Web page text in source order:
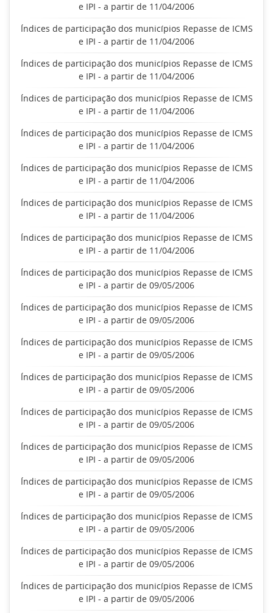
e IPI - a partir de 11/04/2006
Índices de participação dos municípios Repasse de ICMS
e IPI - a partir de 11/04/2006
Índices de participação dos municípios Repasse de ICMS
e IPI - a partir de 11/04/2006
Índices de participação dos municípios Repasse de ICMS
e IPI - a partir de 11/04/2006
Índices de participação dos municípios Repasse de ICMS
e IPI - a partir de 11/04/2006
Índices de participação dos municípios Repasse de ICMS
e IPI - a partir de 11/04/2006
Índices de participação dos municípios Repasse de ICMS
e IPI - a partir de 11/04/2006
Índices de participação dos municípios Repasse de ICMS
e IPI - a partir de 11/04/2006
Índices de participação dos municípios Repasse de ICMS
e IPI - a partir de 09/05/2006
Índices de participação dos municípios Repasse de ICMS
e IPI - a partir de 09/05/2006
Índices de participação dos municípios Repasse de ICMS
e IPI - a partir de 09/05/2006
Índices de participação dos municípios Repasse de ICMS
e IPI - a partir de 09/05/2006
Índices de participação dos municípios Repasse de ICMS
e IPI - a partir de 09/05/2006
Índices de participação dos municípios Repasse de ICMS
e IPI - a partir de 09/05/2006
Índices de participação dos municípios Repasse de ICMS
e IPI - a partir de 09/05/2006
Índices de participação dos municípios Repasse de ICMS
e IPI - a partir de 09/05/2006
Índices de participação dos municípios Repasse de ICMS
e IPI - a partir de 09/05/2006
Índices de participação dos municípios Repasse de ICMS
e IPI - a partir de 09/05/2006